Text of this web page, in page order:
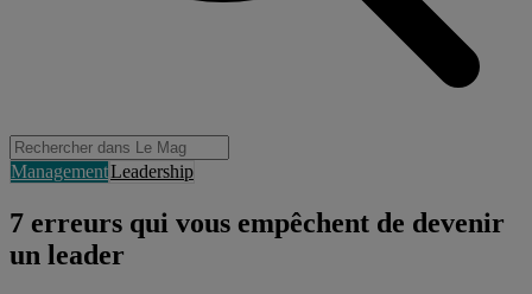
ManagementLeadership
7 erreurs qui vous empêchent de devenir
un leader